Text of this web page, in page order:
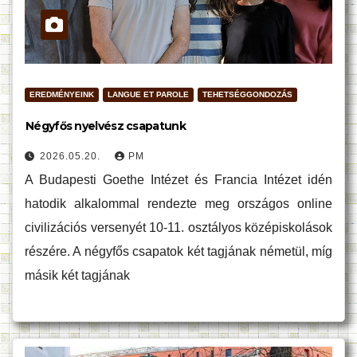
EREDMÉNYEINK LANGUE ET PAROLE TEHETSÉGGONDOZÁS
Négyfős nyelvész csapatunk
2026.05.20. PM
A Budapesti Goethe Intézet és Francia Intézet idén
hatodik alkalommal rendezte meg országos online
civilizációs versenyét 10-11. osztályos középiskolások
részére. A négyfős csapatok két tagjának németül, míg
másik két tagjának